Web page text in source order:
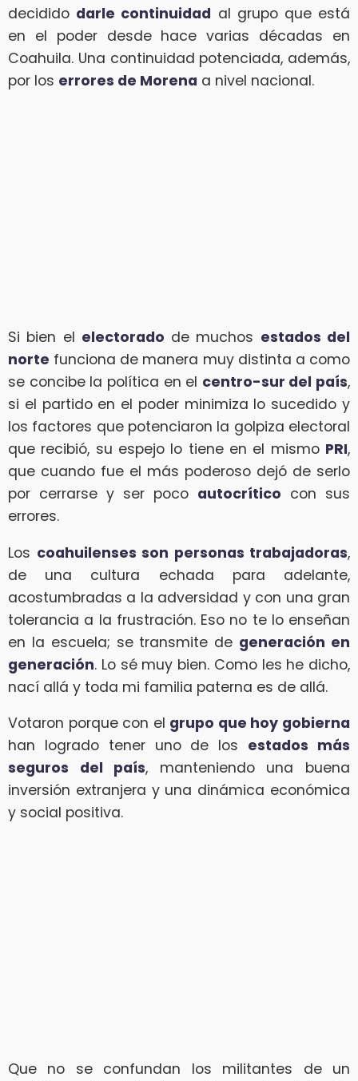
decidido darle continuidad al grupo que está
en el poder desde hace varias décadas en
Coahuila. Una continuidad potenciada, además,
por los errores de Morena a nivel nacional.
Si bien el electorado de muchos estados del
norte funciona de manera muy distinta a como
se concibe la política en el centro-sur del país,
si el partido en el poder minimiza lo sucedido y
los factores que potenciaron la golpiza electoral
que recibió, su espejo lo tiene en el mismo PRI,
que cuando fue el más poderoso dejó de serlo
por cerrarse y ser poco autocrítico con sus
errores.
Los coahuilenses son personas trabajadoras,
de una cultura echada para adelante,
acostumbradas a la adversidad y con una gran
tolerancia a la frustración. Eso no te lo enseñan
en la escuela; se transmite de generación en
generación. Lo sé muy bien. Como les he dicho,
nací allá y toda mi familia paterna es de allá.
Votaron porque con el grupo que hoy gobierna
han logrado tener uno de los estados más
seguros del país, manteniendo una buena
inversión extranjera y una dinámica económica
y social positiva.
Que no se confundan los militantes de un